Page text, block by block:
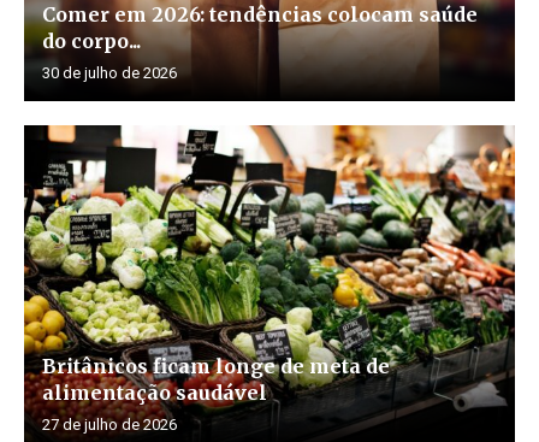
Comer em 2026: tendências colocam saúde
do corpo...
30 de julho de 2026
Britânicos ficam longe de meta de
alimentação saudável
27 de julho de 2026